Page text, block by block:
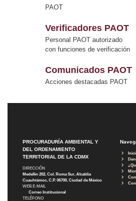
PAOT
Verificadores PAOT
Personal PAOT autorizado
con funciones de verificación
Comunicados PAOT
Acciones destacadas PAOT
PROCURADURÍA AMBIENTAL Y
DEL ORDENAMIENTO
TERRITORIAL DE LA CDMX
DIRECCIÓN
Medellín 202, Col. Roma Sur, Alcaldía
Cuauhtémoc, C.P. 06700, Ciudad de México
WEB E-MAIL
Correo Institucional
TELÉFONO